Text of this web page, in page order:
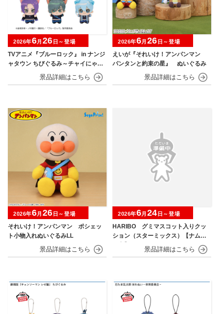
TVアニメ『ブルーロック』 in ナンジ
ャタウン ちびぐるみ～チャイにゃFe
2026年6月 26 日～登場
えいが『それいけ！アンパンマン
パンタンと約束の星』 ぬいぐるみ
2026年6月 26 日～登場
それいけ！アンパンマン ポシェッ
ト小物入れぬいぐるみLL
2026年6月 26 日～登場
HARIBO グミマスコット入りクッ
ション（スターミックス）【ナムコ
2026年6月 24 日～登場